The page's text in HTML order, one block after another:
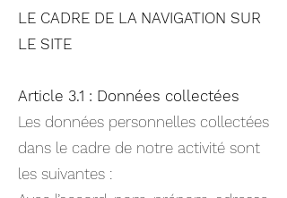
LE CADRE DE LA NAVIGATION SUR
LE SITE
Article 3.1 : Données collectées
Les données personnelles collectées
dans le cadre de notre activité sont
les suivantes :